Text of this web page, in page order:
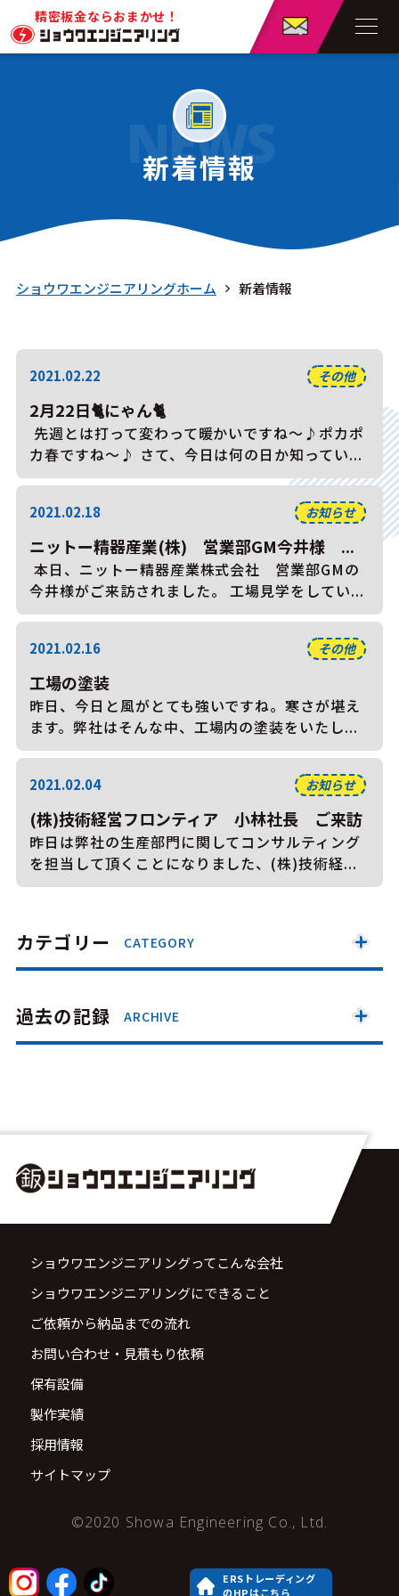
精密板金ならおまかせ！
新着情報
NEWS
ショウワエンジニアリングホーム 新着情報
2021.02.22 その他
2月22日🐈にゃん🐈
先週とは打って変わって暖かいですね～♪ポカポ
カ春ですね～♪ さて、今日は何の日か知ってい...
2021.02.18 お知らせ
ニットー精器産業(株) 営業部GM今井様 ...
本日、ニットー精器産業株式会社 営業部GMの
今井様がご来訪されました。 工場見学をしてい...
2021.02.16 その他
工場の塗装
昨日、今日と風がとても強いですね。寒さが堪え
ます。弊社はそんな中、工場内の塗装をいたし...
2021.02.04 お知らせ
(株)技術経営フロンティア 小林社長 ご来訪
昨日は弊社の生産部門に関してコンサルティング
を担当して頂くことになりました、(株)技術経...
カテゴリー CATEGORY
過去の記録 ARCHIVE
ショウワエンジニアリングってこんな会社
ショウワエンジニアリングにできること
ご依頼から納品までの流れ
お問い合わせ・見積もり依頼
保有設備
製作実績
採用情報
サイトマップ
©2020 Showa Engineering Co., Ltd.
ERSトレーディング
のHPはこちら